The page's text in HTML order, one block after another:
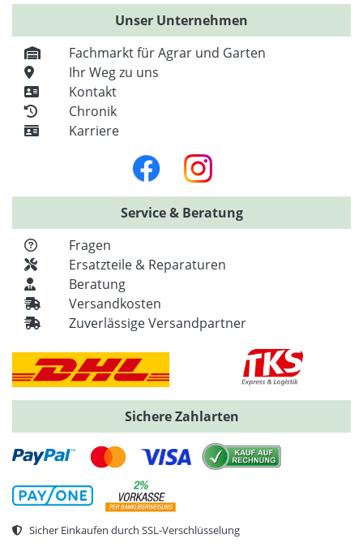
Unser Unternehmen
Fachmarkt für Agrar und Garten
Ihr Weg zu uns
Kontakt
Chronik
Karriere
Service & Beratung
Fragen
Ersatzteile & Reparaturen
Beratung
Versandkosten
Zuverlässige Versandpartner
Sichere Zahlarten
Sicher Einkaufen durch SSL-Verschlüsselung